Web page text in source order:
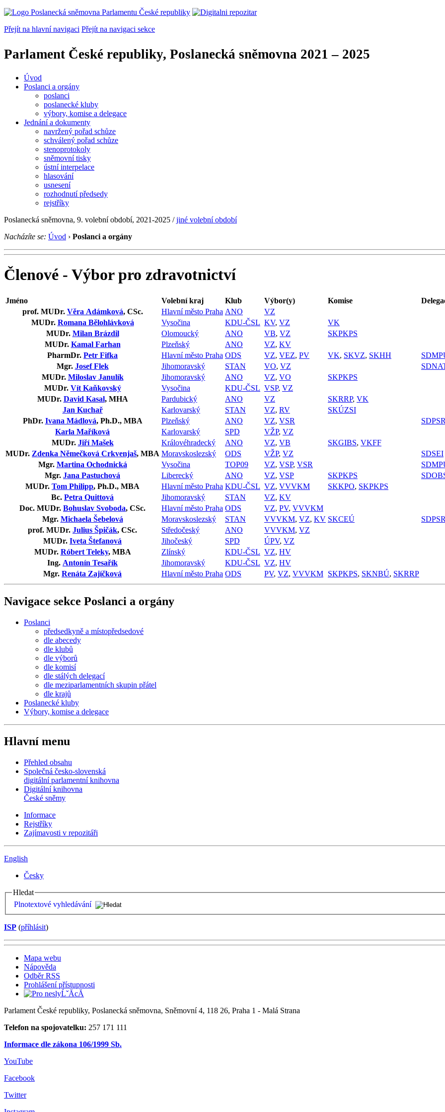
Přejít na hlavní navigaci Přejít na navigaci sekce
Parlament České republiky, Poslanecká sněmovna 2021 – 2025
Úvod
Poslanci a orgány
poslanci
poslanecké kluby
výbory, komise a delegace
Jednání a dokumenty
navržený pořad schůze
schválený pořad schůze
stenoprotokoly
sněmovní tisky
ústní interpelace
hlasování
usnesení
rozhodnutí předsedy
rejstříky
Poslanecká sněmovna, 9. volební období, 2021-2025 /jiné volební období
Nacházíte se: Úvod › Poslanci a orgány
Členové - Výbor pro zdravotnictví
Jméno Volební kraj Klub Výbor(y) Komise
prof. MUDr. Věra Adámková, CSc. Hlavní město Praha ANO
VZ
MUDr. Romana Bělohlávková Vysočina KDU-ČSL KV, VZ
VK
MUDr. Milan Brázdil Olomoucký ANO VB, VZ
SKPKPS
MUDr. Kamal Farhan Plzeňský ANO VZ, KV
PharmDr. Petr Fifka Hlavní město Praha ODS VZ, VEZ, PV VK, SKVZ, SKHH
Mgr. Josef Flek Jihomoravský STAN VO, VZ
MUDr. Miloslav Janulík Jihomoravský ANO VZ, VO
SKPKPS
MUDr. Vít Kaňkovský Vysočina KDU-ČSL VSP, VZ
MUDr. David Kasal, MHA Pardubický ANO VZ SKRRP, VK
Jan Kuchař
Karlovarský STAN VZ, RV
SKÚZSI
PhDr. Ivana Mádlová, Ph.D., MBA Plzeňský ANO VZ, VSR
Karla Maříková
Karlovarský SPD VŽP, VZ
MUDr. Jiří Mašek Královéhradecký ANO VZ, VB SKGIBS, VKFF
MUDr. Zdenka Němečková Crkvenjaš, MBA Moravskoslezský ODS VŽP, VZ
SDSEI
Mgr. Martina Ochodnická Vysočina TOP09 VZ, VSP, VSR
Mgr. Jana Pastuchová Liberecký ANO VZ, VSP SKPKPS
MUDr. Tom Philipp, Ph.D., MBA Hlavní město Praha KDU-ČSL VZ, VVVKM SKKPO, SKPKPS
Bc. Petra Quittová Jihomoravský STAN VZ, KV
Doc. MUDr. Bohuslav Svoboda, CSc. Hlavní město Praha ODS VZ, PV, VVVKM
Mgr. Michaela Šebelová Moravskoslezský STAN VVVKM, VZ, KV SKCEÚ
prof. MUDr. Julius Špičák, CSc. Středočeský ANO VVVKM, VZ
MUDr. Iveta Štefanová Jihočeský SPD ÚPV, VZ
MUDr. Róbert Teleky, MBA Zlínský KDU-ČSL VZ, HV
Ing. Antonín Tesařík Jihomoravský KDU-ČSL VZ, HV
Mgr. Renáta Zajíčková Hlavní město Praha ODS PV, VZ, VVVKM SKPKPS, SKNBÚ, SKRRP
Navigace sekce Poslanci a orgány
Poslanci
předsedkyně a místopředsedové
dle abecedy
dle klubů
dle výborů
dle komisí
dle stálých delegací
dle meziparlamentních skupin přátel
dle krajů
Poslanecké kluby
Výbory, komise a delegace
Hlavní menu
Přehled obsahu
Společná česko-slovenská
digitální parlamentní knihovna
Digitální knihovna
České sněmy
Informace
Rejstříky
Zajímavosti v repozitáři
English
Česky
Hledat
Plnotextové vyhledávání
ISP (příhlásit)
Mapa webu
Nápověda
Odběr RSS
Prohlášení přístupnosti
Parlament České republiky, Poslanecká sněmovna, Sněmovní 4, 118 26, Praha 1 - Malá Strana
Telefon na spojovatelku: 257 171 111
Informace dle zákona 106/1999 Sb.
YouTube
Facebook
Twitter